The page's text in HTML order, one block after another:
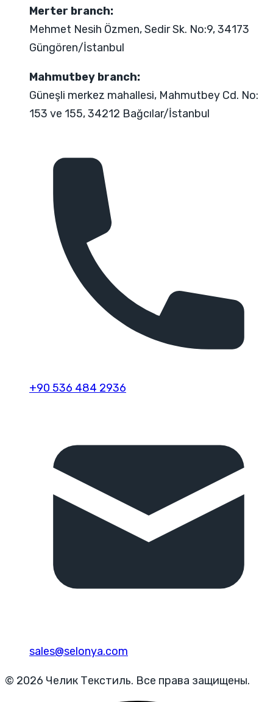
Merter branch:
Mehmet Nesih Özmen, Sedir Sk. No:9, 34173
Güngören/İstanbul
Mahmutbey branch:
Güneşli merkez mahallesi, Mahmutbey Cd. No:
153 ve 155, 34212 Bağcılar/İstanbul
+90 536 484 2936
sales@selonya.com
© 2026 Челик Текстиль. Все права защищены.